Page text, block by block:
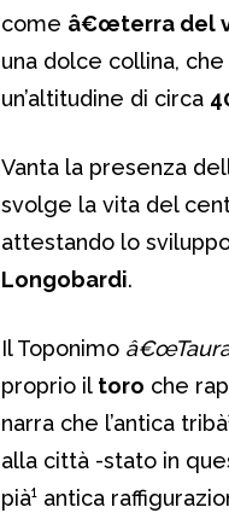
come â€œterra del
una dolce collina,
un’altitudine di circa
Vanta la presenza
svolge la vita del
attestando lo
Longobardi.
Il Toponimo
proprio il toro che
narra che l’antica
alla città -stato in
pià¹ antica